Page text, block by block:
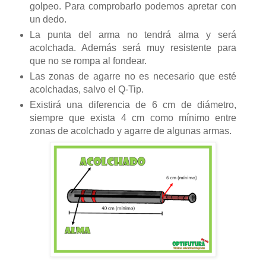
golpeo. Para comprobarlo podemos apretar con
un dedo.
La punta del arma no tendrá alma y será
acolchada. Además será muy resistente para
que no se rompa al fondear.
Las zonas de agarre no es necesario que esté
acolchadas, salvo el Q-Tip.
Existirá una diferencia de 6 cm de diámetro,
siempre que exista 4 cm como mínimo entre
zonas de acolchado y agarre de algunas armas.